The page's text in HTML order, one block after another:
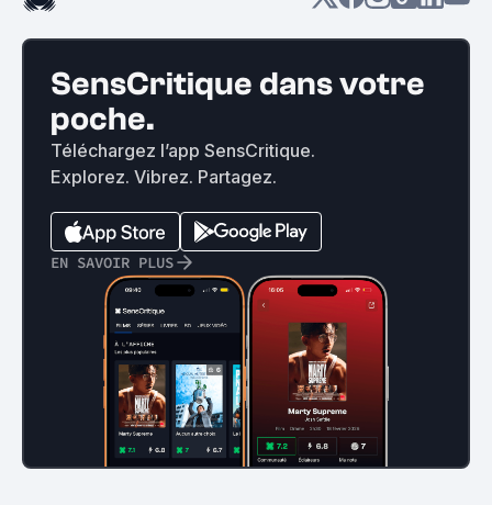
SensCritique dans votre
poche.
Téléchargez l’app SensCritique.
Explorez. Vibrez. Partagez.
EN SAVOIR PLUS